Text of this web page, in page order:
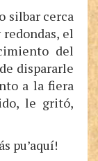
silbar cerca
el
del
dispararle
a la fiera
le gritó,
pu’aquí!